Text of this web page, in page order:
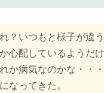
？いつもと様子が違
心配しているようだけ
か病気なのかな・・
なってきた。